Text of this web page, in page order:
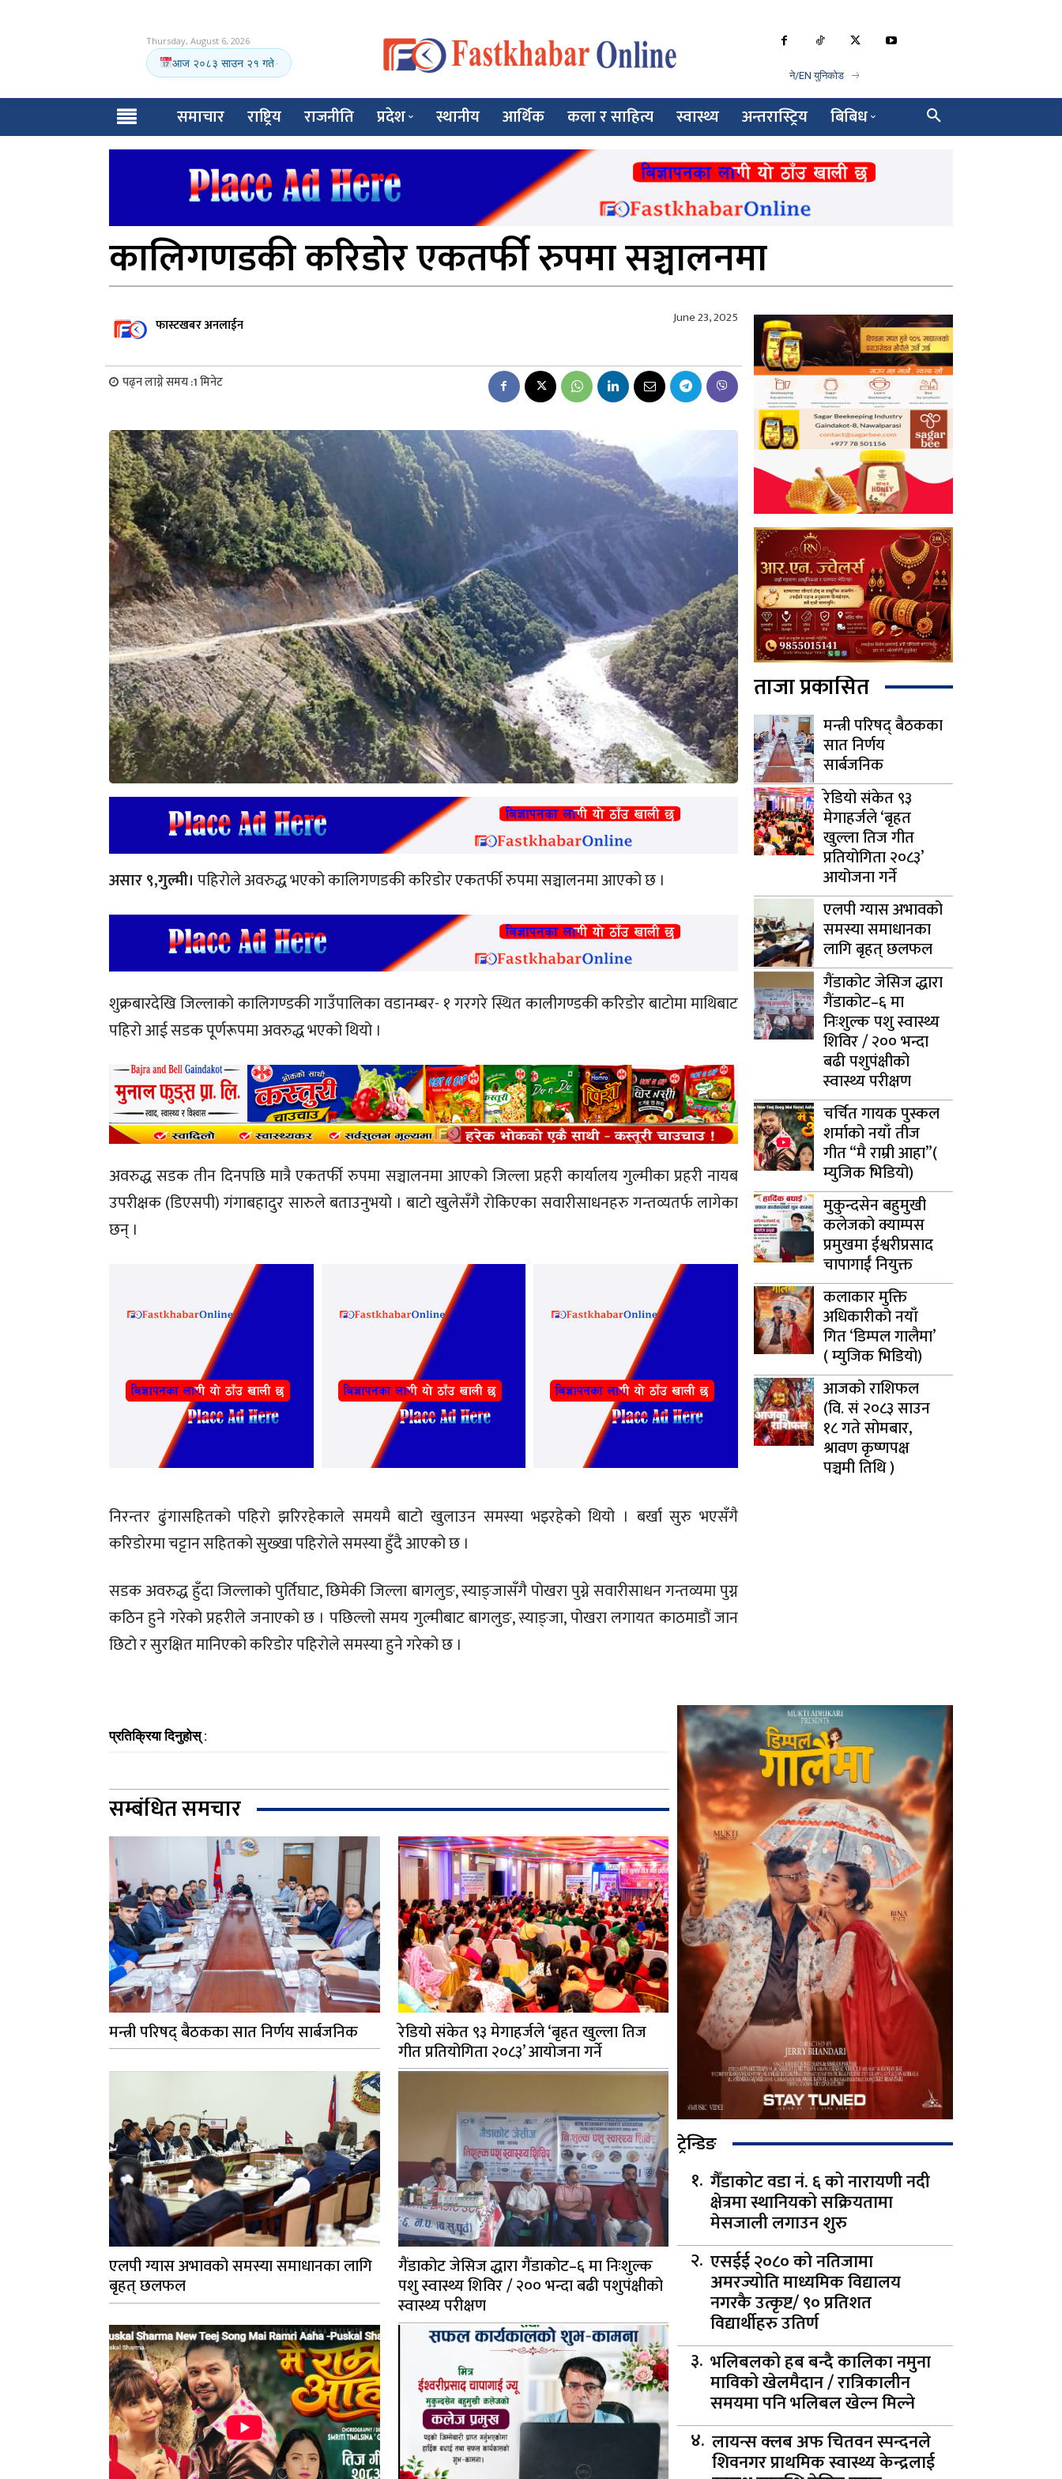
Thursday, August 6, 2026
आज २०८३ साउन २१ गते ·
ने/EN युनिकोड
समाचार राष्ट्रिय राजनीति प्रदेश स्थानीय आर्थिक कला र साहित्य स्वास्थ्य अन्तरास्ट्रिय बिबिध
कालिगणडकी करिडोर एकतर्फी रुपमा सञ्चालनमा
फास्टखबर अनलाईन June 23, 2025
पढ्न लाग्ने समय :1मिनेट
असार ९,गुल्मी। पहिरोले अवरुद्ध भएको कालिगणडकी करिडोर एकतर्फी रुपमा सञ्चालनमा आएको छ ।
शुक्रबारदेखि जिल्लाको कालिगण्डकी गाउँपालिका वडानम्बर- १ गरगरे स्थित कालीगण्डकी करिडोर बाटोमा माथिबाट
पहिरो आई सडक पूर्णरूपमा अवरुद्ध भएको थियो ।
अवरुद्ध सडक तीन दिनपछि मात्रै एकतर्फी रुपमा सञ्चालनमा आएको जिल्ला प्रहरी कार्यालय गुल्मीका प्रहरी नायब
उपरीक्षक (डिएसपी) गंगाबहादुर सारुले बताउनुभयो । बाटो खुलेसँगै रोकिएका सवारीसाधनहरु गन्तव्यतर्फ लागेका
छन् ।
निरन्तर ढुंगासहितको पहिरो झरिरहेकाले समयमै बाटो खुलाउन समस्या भइरहेको थियो । बर्खा सुरु भएसँगै
करिडोरमा चट्टान सहितको सुख्खा पहिरोले समस्या हुँदै आएको छ ।
सडक अवरुद्ध हुँदा जिल्लाको पुर्तिघाट, छिमेकी जिल्ला बागलुङ, स्याङ्जासँगै पोखरा पुग्ने सवारीसाधन गन्तव्यमा पुग्न
कठिन हुने गरेको प्रहरीले जनाएको छ । पछिल्लो समय गुल्मीबाट बागलुङ, स्याङ्जा, पोखरा लगायत काठमाडौं जान
छिटो र सुरक्षित मानिएको करिडोर पहिरोले समस्या हुने गरेको छ ।
ताजा प्रकासित
मन्त्री परिषद् बैठकका
सात निर्णय
सार्बजनिक
रेडियो संकेत ९३
मेगाहर्जले ‘बृहत
खुल्ला तिज गीत
प्रतियोगिता २०८३’
आयोजना गर्ने
एलपी ग्यास अभावको
समस्या समाधानका
लागि बृहत् छलफल
गैंडाकोट जेसिज द्धारा
गैंडाकोट–६ मा
निःशुल्क पशु स्वास्थ्य
शिविर / २०० भन्दा
बढी पशुपंक्षीको
स्वास्थ्य परीक्षण
चर्चित गायक पुस्कल
शर्माको नयाँ तीज
गीत “मै राम्री आहा”(
म्युजिक भिडियो)
मुकुन्दसेन बहुमुखी
कलेजको क्याम्पस
प्रमुखमा ईश्वरीप्रसाद
चापागाईं नियुक्त
कलाकार मुक्ति
अधिकारीको नयाँ
गित ‘डिम्पल गालैमा’
( म्युजिक भिडियो)
आजको राशिफल
(वि. सं २०८३ साउन
१८ गते सोमबार,
श्रावण कृष्णपक्ष
पञ्चमी तिथि )
प्रतिक्रिया दिनुहोस् :
सम्बंधित समचार
मन्त्री परिषद् बैठकका सात निर्णय सार्बजनिक रेडियो संकेत ९३ मेगाहर्जले ‘बृहत खुल्ला तिज
गीत प्रतियोगिता २०८३’ आयोजना गर्ने
एलपी ग्यास अभावको समस्या समाधानका लागि
बृहत् छलफल
गैंडाकोट जेसिज द्धारा गैंडाकोट–६ मा निःशुल्क
पशु स्वास्थ्य शिविर / २०० भन्दा बढी पशुपंक्षीको
स्वास्थ्य परीक्षण
ट्रेन्डिङ
गैँडाकोट वडा नं. ६ को नारायणी नदी
क्षेत्रमा स्थानियको सक्रियतामा
मेसजाली लगाउन शुरु
एसईई २०८० को नतिजामा
अमरज्योति माध्यमिक विद्यालय
नगरकै उत्कृष्ट/ ९० प्रतिशत
विद्यार्थीहरु उतिर्ण
भलिबलको हब बन्दै कालिका नमुना
माविको खेलमैदान / रात्रिकालीन
समयमा पनि भलिबल खेल्न मिल्ने
लायन्स क्लब अफ चितवन स्पन्दनले
शिवनगर प्राथमिक स्वास्थ्य केन्द्रलाई